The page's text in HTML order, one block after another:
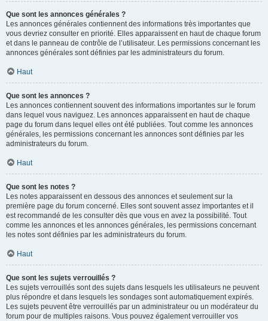
Que sont les annonces générales ?
Les annonces générales contiennent des informations très importantes que
vous devriez consulter en priorité. Elles apparaissent en haut de chaque forum
et dans le panneau de contrôle de l’utilisateur. Les permissions concernant les
annonces générales sont définies par les administrateurs du forum.
Haut
Que sont les annonces ?
Les annonces contiennent souvent des informations importantes sur le forum
dans lequel vous naviguez. Les annonces apparaissent en haut de chaque
page du forum dans lequel elles ont été publiées. Tout comme les annonces
générales, les permissions concernant les annonces sont définies par les
administrateurs du forum.
Haut
Que sont les notes ?
Les notes apparaissent en dessous des annonces et seulement sur la
première page du forum concerné. Elles sont souvent assez importantes et il
est recommandé de les consulter dès que vous en avez la possibilité. Tout
comme les annonces et les annonces générales, les permissions concernant
les notes sont définies par les administrateurs du forum.
Haut
Que sont les sujets verrouillés ?
Les sujets verrouillés sont des sujets dans lesquels les utilisateurs ne peuvent
plus répondre et dans lesquels les sondages sont automatiquement expirés.
Les sujets peuvent être verrouillés par un administrateur ou un modérateur du
forum pour de multiples raisons. Vous pouvez également verrouiller vos